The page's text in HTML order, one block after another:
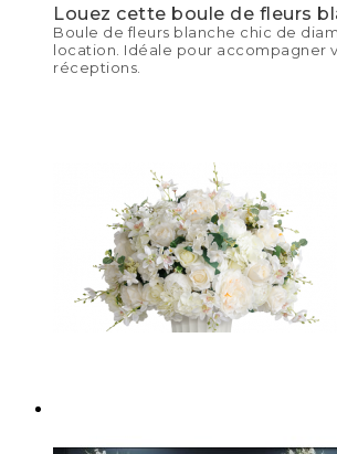
Louez cette boule de fleurs
Boule de fleurs blanche chic de
location. Idéale pour accompagner
réceptions.